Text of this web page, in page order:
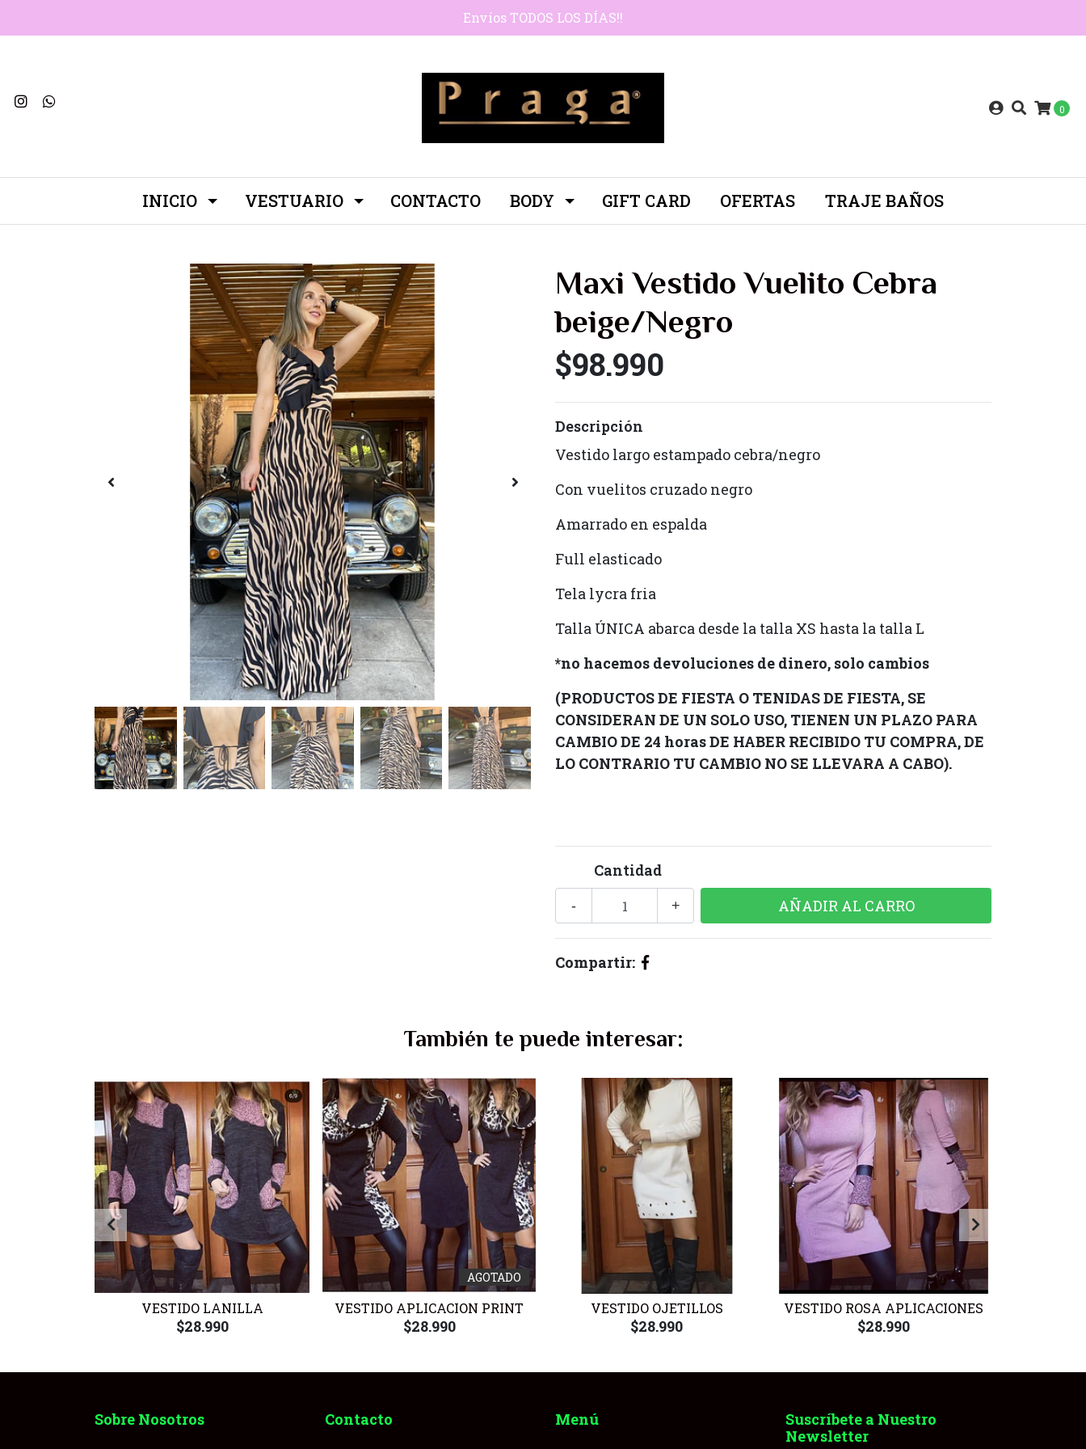
Envíos TODOS LOS DÍAS!!
0
INICIO VESTUARIO CONTACTO BODY GIFT CARD OFERTAS TRAJE BAÑOS
Maxi Vestido Vuelito Cebra
beige/Negro
$98.990
Descripción
Vestido largo estampado cebra/negro
Con vuelitos cruzado negro
Amarrado en espalda
Full elasticado
Tela lycra fria
Talla ÚNICA abarca desde la talla XS hasta la talla L
*no hacemos devoluciones de dinero, solo cambios
(PRODUCTOS DE FIESTA O TENIDAS DE FIESTA, SE
CONSIDERAN DE UN SOLO USO, TIENEN UN PLAZO PARA
CAMBIO DE 24 horas DE HABER RECIBIDO TU COMPRA, DE
LO CONTRARIO TU CAMBIO NO SE LLEVARA A CABO).
Cantidad
+
-
Compartir:
También te puede interesar:
VESTIDO LANILLA
$28.990
AGOTADO
VESTIDO APLICACION PRINT
$28.990
VESTIDO OJETILLOS
$28.990
VESTIDO ROSA APLICACIONES
$28.990
Sobre Nosotros Contacto Menú
Suscríbete a Nuestro
Newsletter